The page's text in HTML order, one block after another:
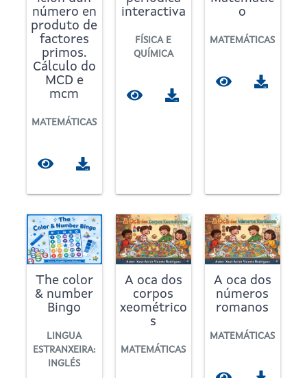
número en
produto de
factores
primos.
Cálculo do
MCD e
mcm
MATEMÁTICAS
interactiva
FÍSICA E
QUÍMICA
o
MATEMÁTICAS
The color
& number
Bingo
LINGUA
ESTRANXEIRA:
INGLÉS
A oca dos
corpos
xeométrico
s
MATEMÁTICAS
A oca dos
números
romanos
MATEMÁTICAS